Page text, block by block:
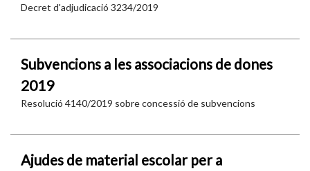
Decret d'adjudicació 3234/2019
Subvencions a les associacions de dones
2019
Resolució 4140/2019 sobre concessió de subvencions
Ajudes de material escolar per a